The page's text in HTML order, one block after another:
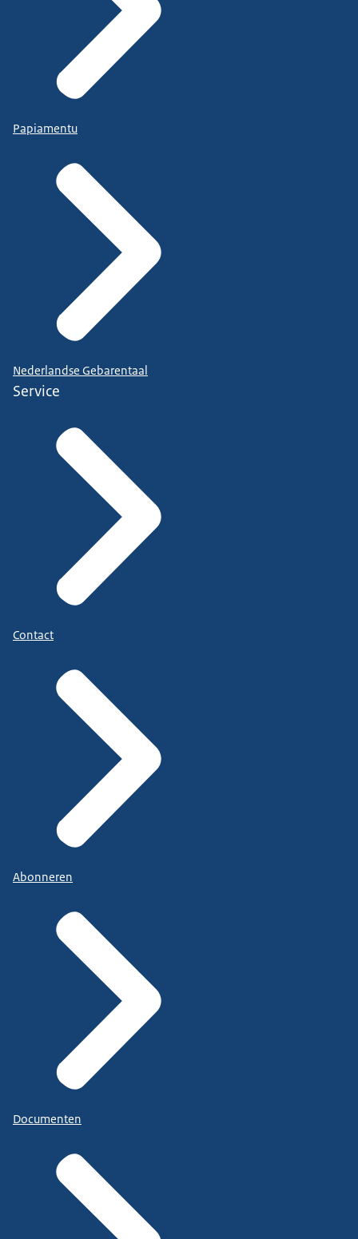
Papiamentu
Nederlandse Gebarentaal
Service
Contact
Abonneren
Documenten